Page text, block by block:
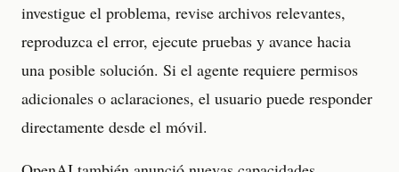
investigue el problema, revise archivos relevantes,
reproduzca el error, ejecute pruebas y avance hacia
una posible solución. Si el agente requiere permisos
adicionales o aclaraciones, el usuario puede responder
directamente desde el móvil.